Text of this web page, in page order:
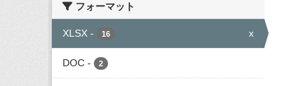
フォーマット
XLSX - 16 x
DOC - 2